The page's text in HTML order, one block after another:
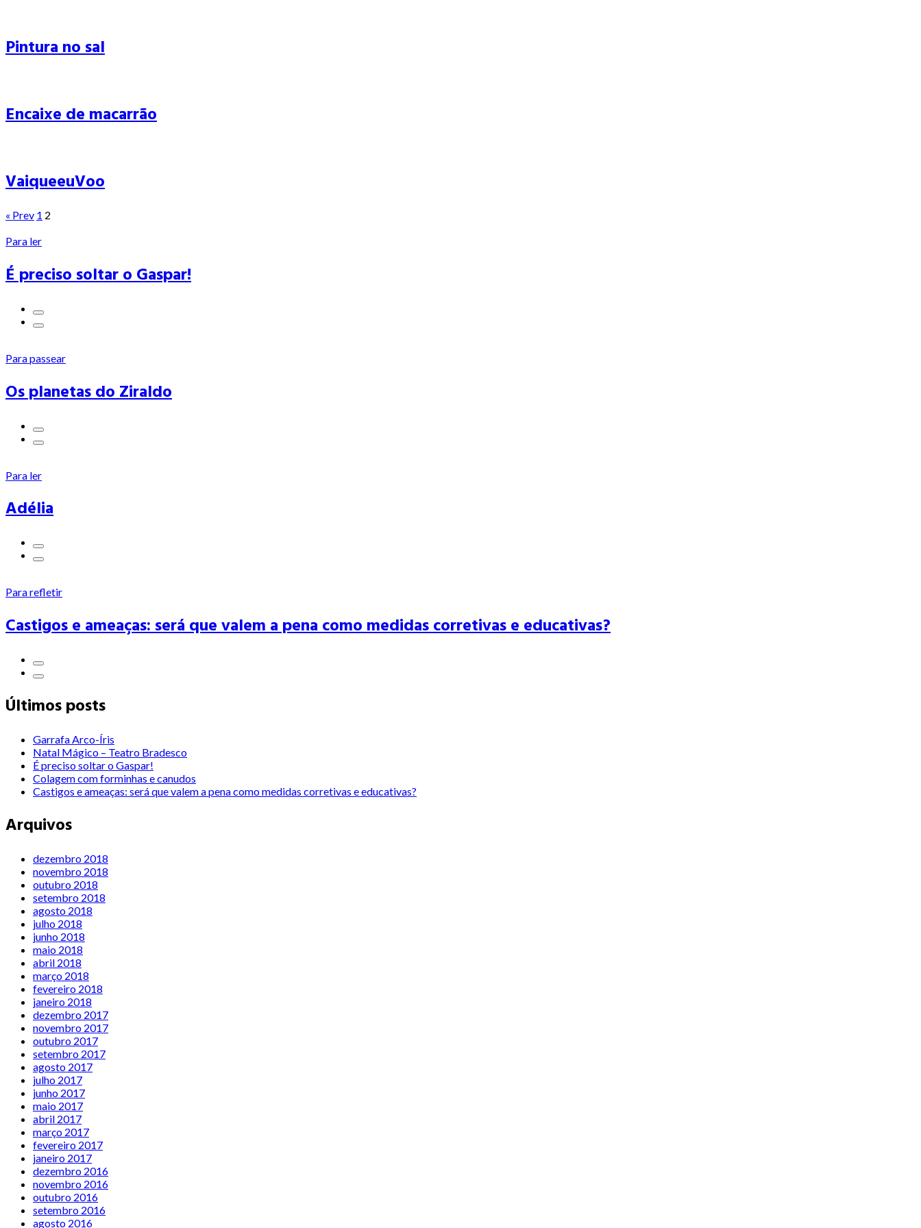
Pintura no sal
Encaixe de macarrão
VaiqueeuVoo
« Prev 1 2
Para ler
É preciso soltar o Gaspar!
Para passear
Os planetas do Ziraldo
Para ler
Adélia
Para refletir
Castigos e ameaças: será que valem a pena como medidas corretivas e educativas?
Últimos posts
Garrafa Arco-Íris
Natal Mágico – Teatro Bradesco
É preciso soltar o Gaspar!
Colagem com forminhas e canudos
Castigos e ameaças: será que valem a pena como medidas corretivas e educativas?
Arquivos
dezembro 2018
novembro 2018
outubro 2018
setembro 2018
agosto 2018
julho 2018
junho 2018
maio 2018
abril 2018
março 2018
fevereiro 2018
janeiro 2018
dezembro 2017
novembro 2017
outubro 2017
setembro 2017
agosto 2017
julho 2017
junho 2017
maio 2017
abril 2017
março 2017
fevereiro 2017
janeiro 2017
dezembro 2016
novembro 2016
outubro 2016
setembro 2016
agosto 2016